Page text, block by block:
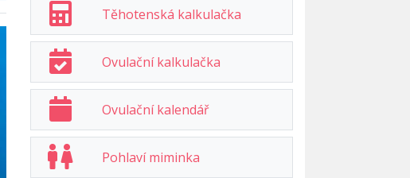
Těhotenská kalkulačka
Ovulační kalkulačka
Ovulační kalendář
Pohlaví miminka